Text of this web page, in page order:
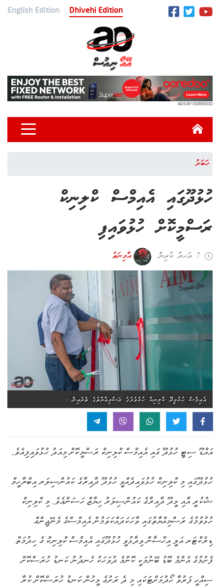
English Edition Dhivehi Edition
ADS BY OOREDOO
ޚަބަރު
ހުޅުދޫގައި އެއިމްސް ކްލިނިކް
ރަސްމީކޮށް ހުޅުވައިފި
7 އަހރު ކުރިން އާމިނަތު
އެއިމްސް ހުޅުމީދޫ ކްލިނިކް ހުޅުވުމުގެ ރަސްމިއްޔާތުގެ ތެރެއިން -
އައްޑޫ ސިޓީ ހުޅުދޫ ގައި އެއިމްސް ކްލިނިކް ރަސްމީކޮށް މިއަދު ހުޅުވައިފިއެވެ.
ހުޅުދޫގައި މި ކްލިނިކް ހުޅުވައިދެއްވީ ހުޅުދޫ ދާއިރާގެ ކައުންސިލަރ އިބްރާހީމް
ޝުކުރީ އާއި މީދޫ ދާއިރާގެ ކައުންސިލަރު ހިޔާޒް ހަސަންއެވެ. މި ކްލިނިކް
ހުޅުވުމުގެ ރަސްމިއްޔާތުގައި ވާހަކަދައްކަވަމުން އެއިމްސްގެ މެނޭޖިންގް
ޑިރެކްޓަރ އަލީ އިހްސާން ވިދާޅުވީ ހުޅުދޫގައި އެއިމްސް ކްލިނިކް ގެ ހިދުމަތް
ފެށުމުގެ އެންމެ ބޮޑު ބޭނުމަކީ ކޮންމެ ދުވަހަކު ހެނދުނު ކަނޑު ހުރަސްކޮށް
ސިއްހީ ފަރުވާ ހޯދުމަށްޓަކައި މި ދެ ރަށުގެ މީހުން ކަނޑު ހުރަސްކޮށް ކުރާ